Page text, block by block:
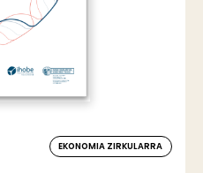
EKONOMIA ZIRKULARRA